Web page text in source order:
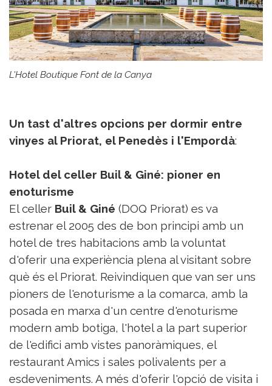
L'Hotel Boutique Font de la Canya
Un tast d'altres opcions per dormir entre
vinyes al Priorat, el Penedès i l'Empordà:
Hotel del celler Buil & Giné: pioner en
enoturisme
El celler Buil & Giné (DOQ Priorat) es va
estrenar el 2005 des de bon principi amb un
hotel de tres habitacions amb la voluntat
d'oferir una experiència plena al visitant sobre
què és el Priorat. Reivindiquen que van ser uns
pioners de l'enoturisme a la comarca, amb la
posada en marxa d'un centre d'enoturisme
modern amb botiga, l'hotel a la part superior
de l'edifici amb vistes panoràmiques, el
restaurant Amics i sales polivalents per a
esdeveniments. A més d'oferir l'opció de visita i